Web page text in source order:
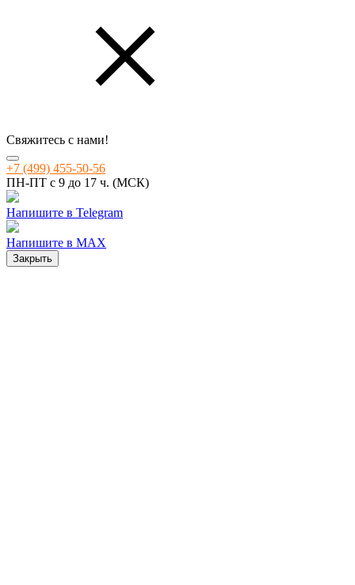
Свяжитесь с нами!
+7 (499) 455-50-56
ПН-ПТ с 9 до 17 ч. (МСК)
Напишите в Telegram
Напишите в MAX
Закрыть